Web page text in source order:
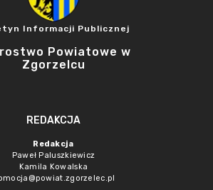
Informacji Publicznej
Powiatowe w
Zgorzelcu
REDAKCJA
Redakcja
Paweł Paluszkiewicz
Kamila Kowalska